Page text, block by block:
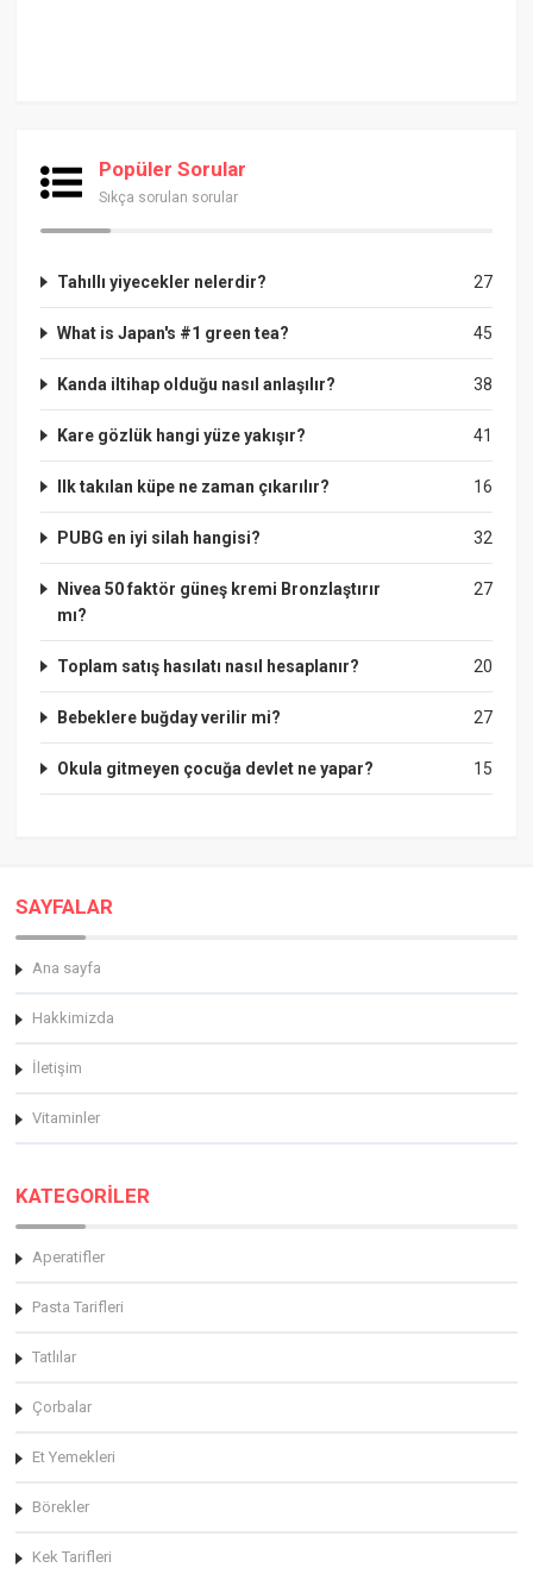
Popüler Sorular
Sıkça sorulan sorular
27
Tahıllı yiyecekler nelerdir?
45
What is Japan's #1 green tea?
38
Kanda iltihap olduğu nasıl anlaşılır?
41
Kare gözlük hangi yüze yakışır?
16
Ilk takılan küpe ne zaman çıkarılır?
32
PUBG en iyi silah hangisi?
27
Nivea 50 faktör güneş kremi Bronzlaştırır
mı?
20
Toplam satış hasılatı nasıl hesaplanır?
27
Bebeklere buğday verilir mi?
15
Okula gitmeyen çocuğa devlet ne yapar?
SAYFALAR
Ana sayfa
Hakkimizda
İletişim
Vitaminler
KATEGORİLER
Aperatifler
Pasta Tarifleri
Tatlılar
Çorbalar
Et Yemekleri
Börekler
Kek Tarifleri